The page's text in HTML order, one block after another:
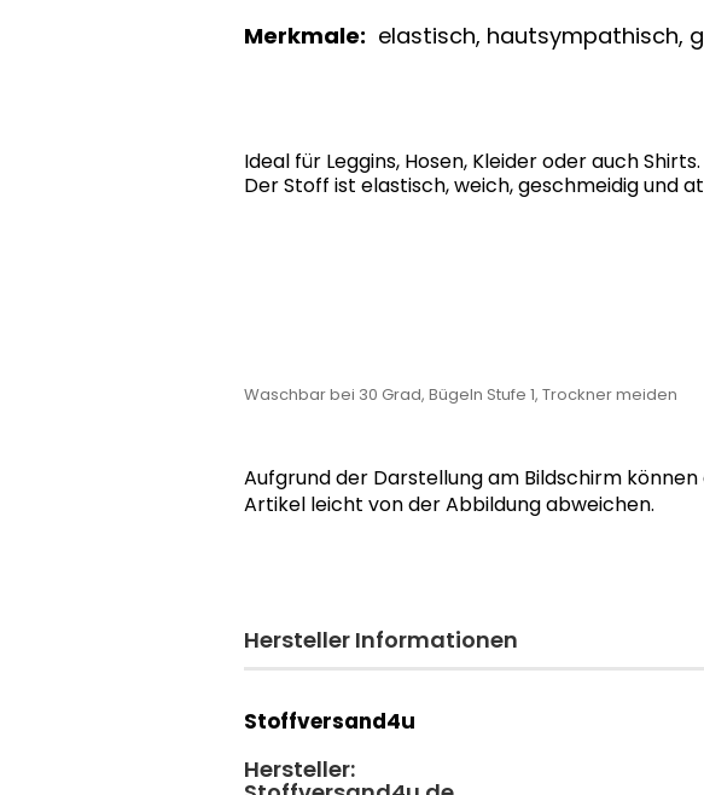
Merkmale: elastisch, hautsympathisch,
Ideal für Leggins, Hosen, Kleider oder auch Shirts.
Der Stoff ist elastisch, weich, geschmeidig und
Waschbar bei 30 Grad, Bügeln Stufe 1, Trockner meiden
Aufgrund der Darstellung am Bildschirm
Artikel leicht von der Abbildung abweichen.
Hersteller Informationen
Stoffversand4u
Hersteller: